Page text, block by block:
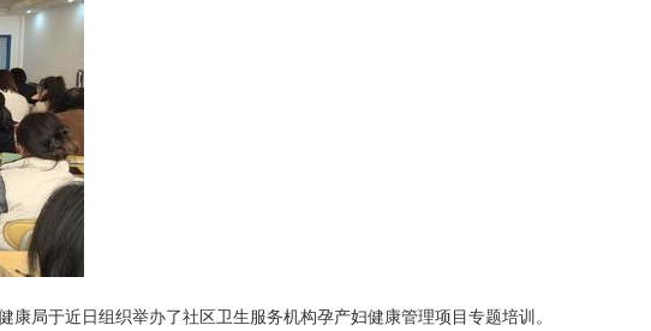
局于近日组织举办了社区卫生服务机构孕产妇健康管理项目专题培训。